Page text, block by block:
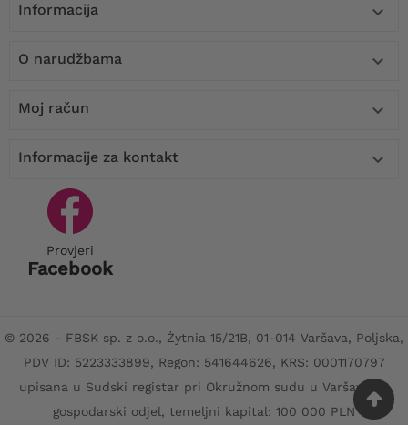
Informacija 
O narudžbama 
Moj račun 
Informacije za kontakt 
Provjeri
Facebook
© 2026 - FBSK sp. z o.o., Żytnia 15/21B, 01-014 Varšava, Poljska,
PDV ID: 5223333899, Regon: 541644626, KRS: 0001170797
upisana u Sudski registar pri Okružnom sudu u Varšavi, XII
gospodarski odjel, temeljni kapital: 100 000 PLN